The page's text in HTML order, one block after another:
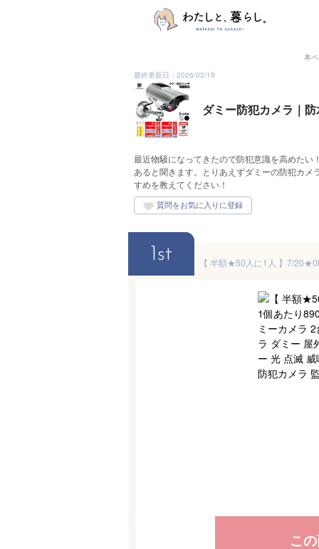
本
最終更新日：2026/02/19
ダミー防犯カメラ｜
最近物騒になってきたので防犯意識を高めた
あると聞きます。とりあえずダミーの防犯カ
すめを教えてください！
1st
こ